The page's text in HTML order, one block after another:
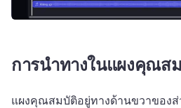
การนำทางในแผงคุณส
แผงคุณสมบัติอยู่ทางด้านขวาของส่